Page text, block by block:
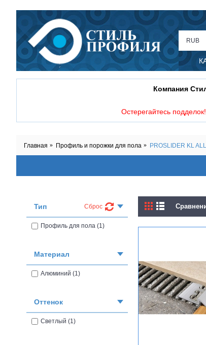
RUB
Компания
Остерегайтесь подделок!
Главная Профиль и порожки для пола PROSLIDER KL
Сброс
Тип
Профиль для пола (1)
Материал
Алюминий (1)
Оттенок
Светлый (1)